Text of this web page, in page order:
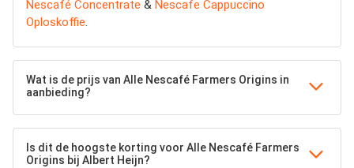
Nescafé Concentrate & Nescafe Cappuccino
Oploskoffie.
Wat is de prijs van Alle Nescafé Farmers Origins in
aanbieding?
Is dit de hoogste korting voor Alle Nescafé Farmers
Origins bij Albert Heijn?